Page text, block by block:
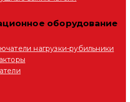
оборудование
нагрузки-рубильники